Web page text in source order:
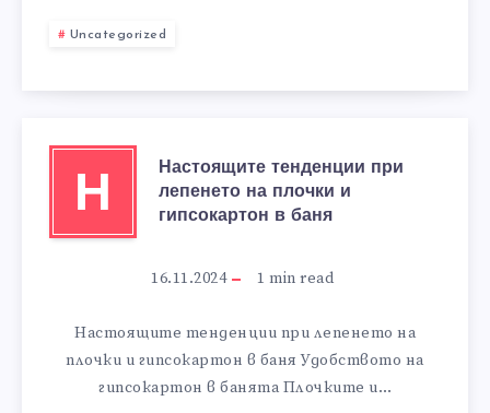
Uncategorized
Н
Настоящите тенденции при
лепенето на плочки и
гипсокартон в баня
16.11.2024 1 min read
Настоящите тенденции при лепенето на
плочки и гипсокартон в баня Удобството на
гипсокартон в банята Плочките и…